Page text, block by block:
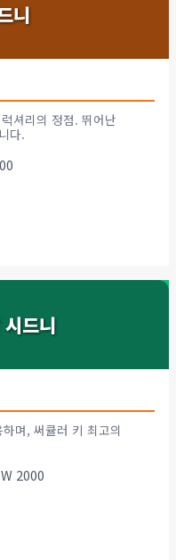
니
셔리의 정점. 뛰어난
다.
드니
며, 써큘러 키 최고의
2000